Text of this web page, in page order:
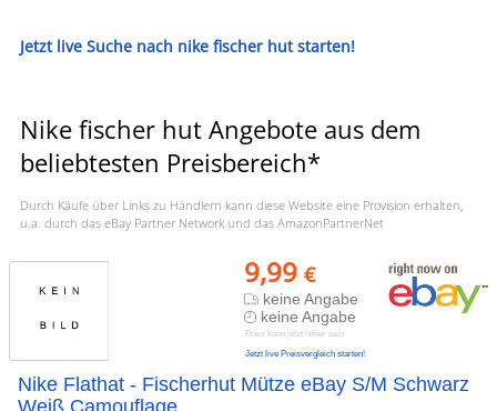
Jetzt live Suche nach nike fischer hut starten!
Nike fischer hut Angebote aus dem
beliebtesten Preisbereich*
Durch Käufe über Links zu Händlern kann diese Website eine Provision erhalten,
u.a. durch das eBay Partner Network und das AmazonPartnerNet
9,99 €
keine Angabe
keine Angabe
Preis kann jetzt höher sein
Jetzt live Preisvergleich starten!
Nike Flathat - Fischerhut Mütze eBay S/M Schwarz
Weiß Camouflage